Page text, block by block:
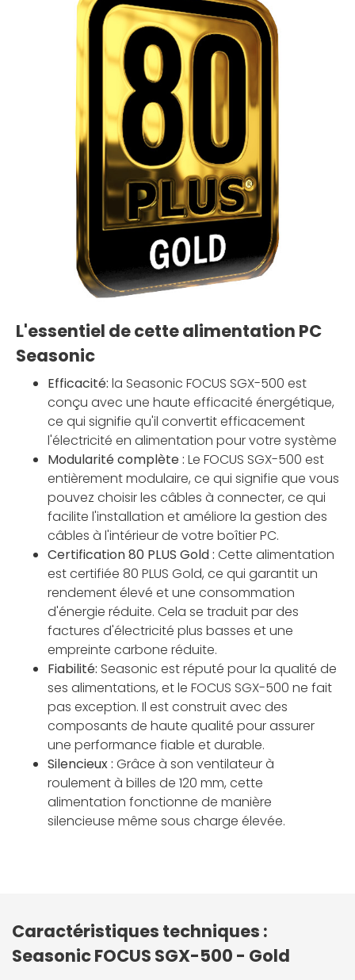
L'essentiel de cette alimentation PC
Seasonic
Efficacité: la Seasonic FOCUS SGX-500 est
conçu avec une haute efficacité énergétique,
ce qui signifie qu'il convertit efficacement
l'électricité en alimentation pour votre système
Modularité complète : Le FOCUS SGX-500 est
entièrement modulaire, ce qui signifie que vous
pouvez choisir les câbles à connecter, ce qui
facilite l'installation et améliore la gestion des
câbles à l'intérieur de votre boîtier PC.
Certification 80 PLUS Gold : Cette alimentation
est certifiée 80 PLUS Gold, ce qui garantit un
rendement élevé et une consommation
d'énergie réduite. Cela se traduit par des
factures d'électricité plus basses et une
empreinte carbone réduite.
Fiabilité: Seasonic est réputé pour la qualité de
ses alimentations, et le FOCUS SGX-500 ne fait
pas exception. Il est construit avec des
composants de haute qualité pour assurer
une performance fiable et durable.
Silencieux : Grâce à son ventilateur à
roulement à billes de 120 mm, cette
alimentation fonctionne de manière
silencieuse même sous charge élevée.
Caractéristiques techniques :
Seasonic FOCUS SGX-500 - Gold